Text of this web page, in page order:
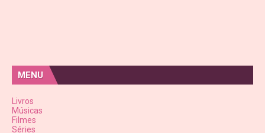
MENU
Livros
Músicas
Filmes
Séries